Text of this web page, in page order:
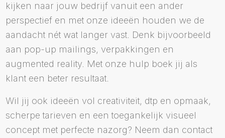
kijken naar jouw bedrijf vanuit een ander
perspectief en met onze ideeën houden we de
aandacht nét wat langer vast. Denk bijvoorbeeld
aan pop-up mailings, verpakkingen en
augmented reality. Met onze hulp boek jij als
klant een beter resultaat.
Wil jij ook ideeën vol creativiteit, dtp en opmaak,
scherpe tarieven en een toegankelijk visueel
concept met perfecte nazorg? Neem dan contact